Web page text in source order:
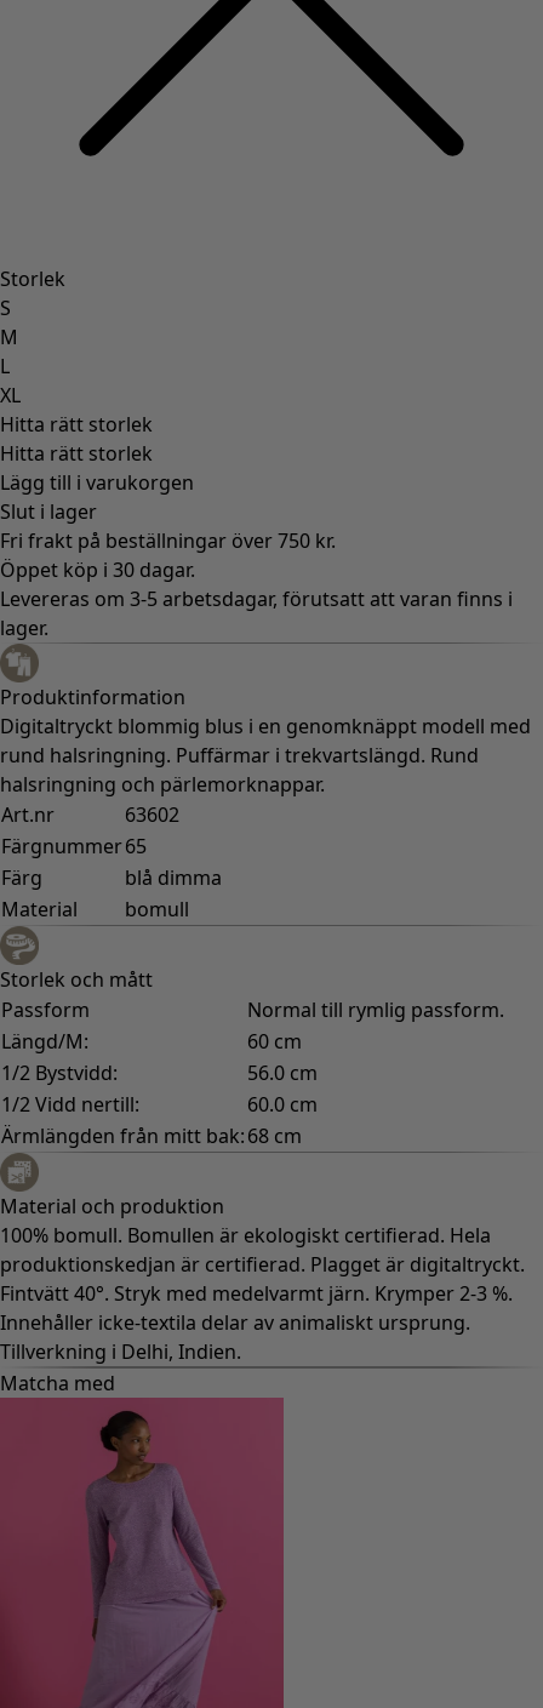
Storlek
S
M
L
XL
Hitta rätt storlek
Hitta rätt storlek
Lägg till i varukorgen
Slut i lager
Fri frakt på beställningar över 750 kr.
Öppet köp i 30 dagar.
Levereras om 3-5 arbetsdagar, förutsatt att varan finns i
lager.
Produktinformation
Digitaltryckt blommig blus i en genomknäppt modell med
rund halsringning. Puffärmar i trekvartslängd. Rund
halsringning och pärlemorknappar.
Art.nr
63602
Färgnummer65
Färg
blå dimma
Material
bomull
Storlek och mått
Passform
Normal till rymlig passform.
Längd/M:
60 cm
1/2 Bystvidd:
56.0 cm
1/2 Vidd nertill:
60.0 cm
Ärmlängden från mitt bak:68 cm
Material och produktion
100% bomull. Bomullen är ekologiskt certifierad. Hela
produktionskedjan är certifierad. Plagget är digitaltryckt.
Fintvätt 40°. Stryk med medelvarmt järn. Krymper 2-3 %.
Innehåller icke-textila delar av animaliskt ursprung.
Tillverkning i Delhi, Indien.
Matcha med